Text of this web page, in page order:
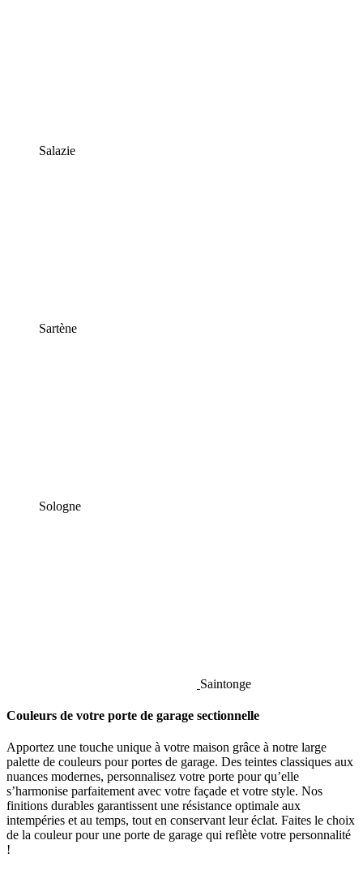
Salazie
Sartène
Sologne
Saintonge
Couleurs de votre porte de garage sectionnelle
Apportez une touche unique à votre maison grâce à notre large
palette de couleurs pour portes de garage. Des teintes classiques aux
nuances modernes, personnalisez votre porte pour qu’elle
s’harmonise parfaitement avec votre façade et votre style. Nos
finitions durables garantissent une résistance optimale aux
intempéries et au temps, tout en conservant leur éclat. Faites le choix
de la couleur pour une porte de garage qui reflète votre personnalité
!